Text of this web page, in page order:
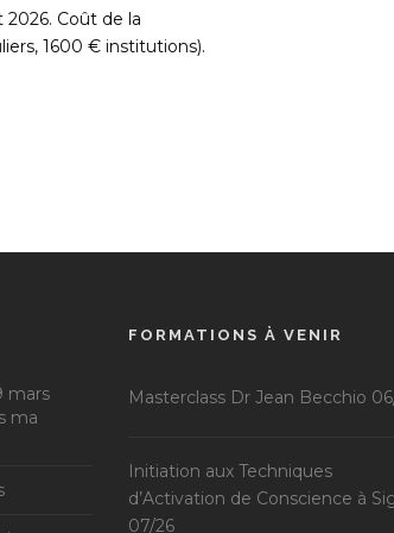
2026. Coût de la
1600 € institutions).
mars
ma
FORMATIONS À VENIR
Masterclass Dr Jean Becchio
Initiation aux Techniques
d’Activation de Conscience à
07/26